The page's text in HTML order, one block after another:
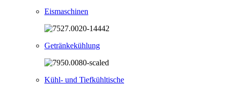
Eismaschinen
Getränkekühlung
Kühl- und Tiefkühltische